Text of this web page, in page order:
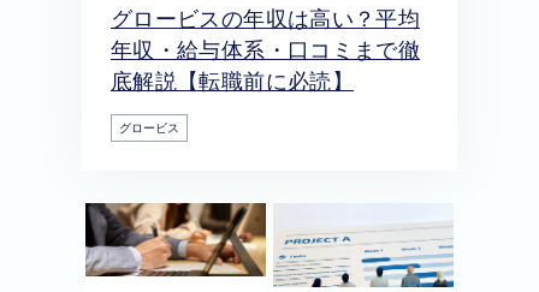
グロービスの年収は高い？平均
年収・給与体系・口コミまで徹
底解説【転職前に必読】
グロービス